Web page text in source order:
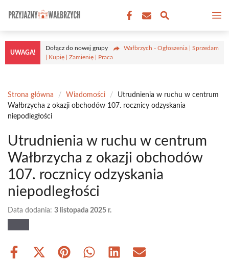
treści
UWAGA!
Dołącz do nowej grupy
Wałbrzych - Ogłoszenia | Sprzedam
| Kupię | Zamienię | Praca
Strona główna / Wiadomości /
Utrudnienia w ruchu w centrum
Wałbrzycha z okazji obchodów 107. rocznicy odzyskania
niepodległości
Utrudnienia w ruchu w centrum
Wałbrzycha z okazji obchodów
107. rocznicy odzyskania
niepodległości
Data dodania: 3 listopada 2025 r.
Share
Share Share Share Share Share